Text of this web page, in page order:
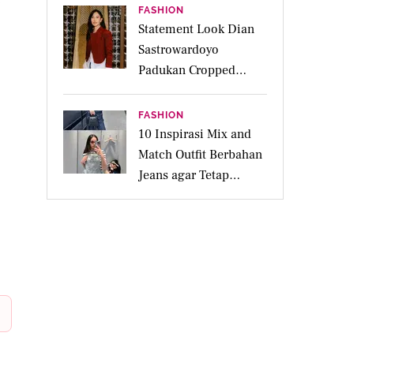
FASHION
Statement Look Dian
Sastrowardoyo
Padukan Cropped
Beskap dan Ripped
Jeans, Hadirkan Pesona
Kartini yang Edgy
FASHION
10 Inspirasi Mix and
Match Outfit Berbahan
Jeans agar Tetap
Tampil Stylish